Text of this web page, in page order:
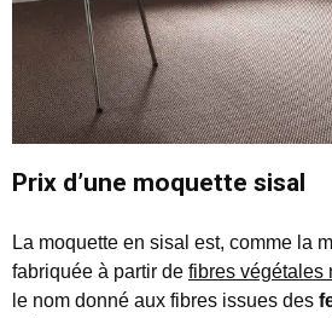
Prix d’une moquette sisal
La moquette en sisal est, comme la
fabriquée à partir de fibres végétales
le nom donné aux fibres issues des